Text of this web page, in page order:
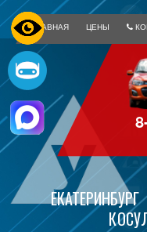
ГЛАВНАЯ ЦЕНЫ
ЕКАТЕРИНБУРГ